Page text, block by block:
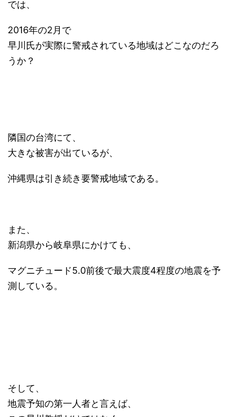
では、
2016年の2月で
早川氏が実際に警戒されている地域はどこなのだろ
うか？
隣国の台湾にて、
大きな被害が出ているが、
沖縄県は引き続き要警戒地域である。
また、
新潟県から岐阜県にかけても、
マグニチュード5.0前後で最大震度4程度の地震を予
測している。
そして、
地震予知の第一人者と言えば、